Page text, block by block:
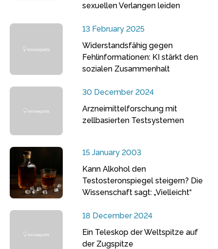
sexuellen Verlangen leiden
13 February 2025
Widerstandsfähig gegen
Fehlinformationen: KI stärkt den
sozialen Zusammenhalt
30 December 2024
Arzneimittelforschung mit
zellbasierten Testsystemen
15 January 2003
Kann Alkohol den
Testosteronspiegel steigern? Die
Wissenschaft sagt: „Vielleicht“
18 December 2024
Ein Teleskop der Weltspitze auf
der Zugspitze